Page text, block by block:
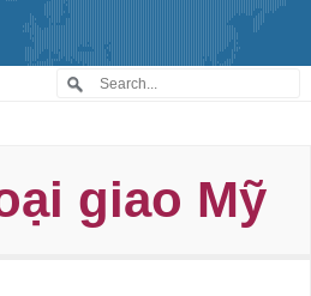
giao Mỹ